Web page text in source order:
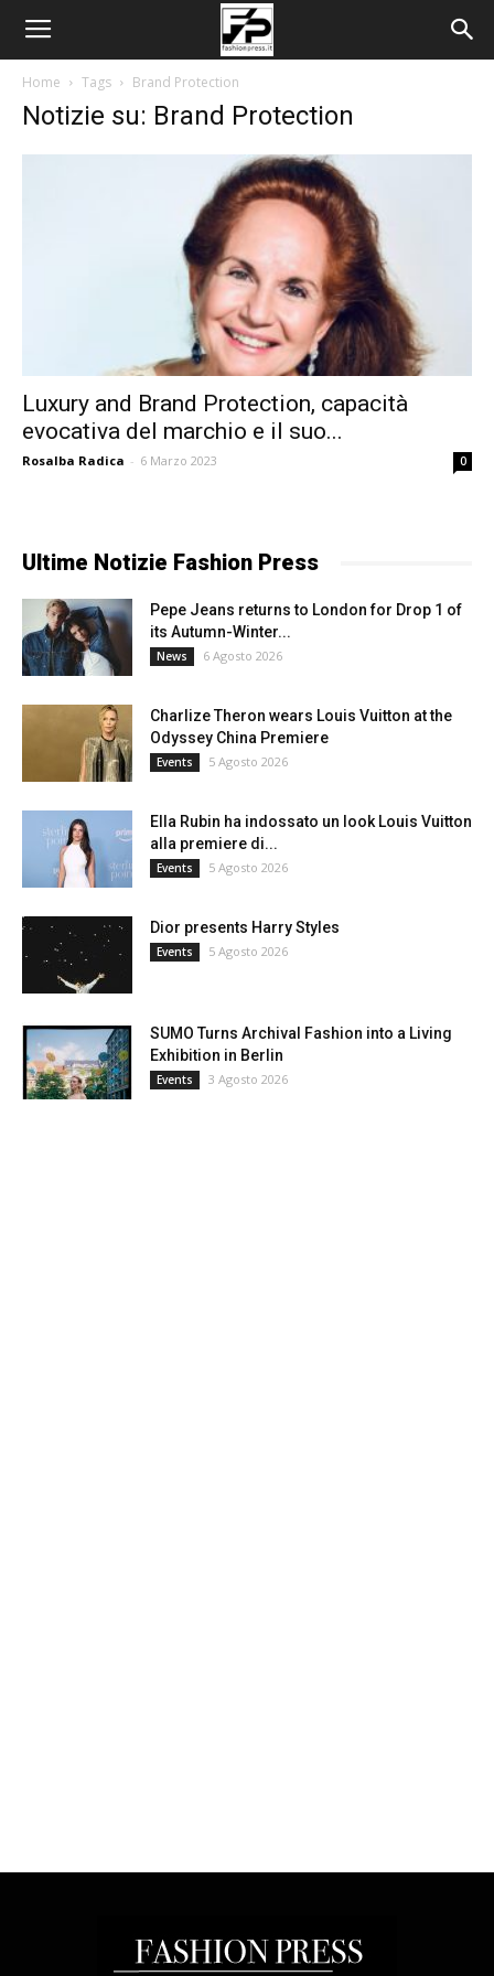
Home Tags Brand Protection
Notizie su: Brand Protection
Luxury and Brand Protection, capacità
evocativa del marchio e il suo...
Rosalba Radica - 6 Marzo 2023 0
Ultime Notizie Fashion Press
Pepe Jeans returns to London for Drop 1 of
its Autumn-Winter...
News 6 Agosto 2026
Charlize Theron wears Louis Vuitton at the
Odyssey China Premiere
Events 5 Agosto 2026
Ella Rubin ha indossato un look Louis Vuitton
alla premiere di...
Events 5 Agosto 2026
Dior presents Harry Styles
Events 5 Agosto 2026
SUMO Turns Archival Fashion into a Living
Exhibition in Berlin
Events 3 Agosto 2026